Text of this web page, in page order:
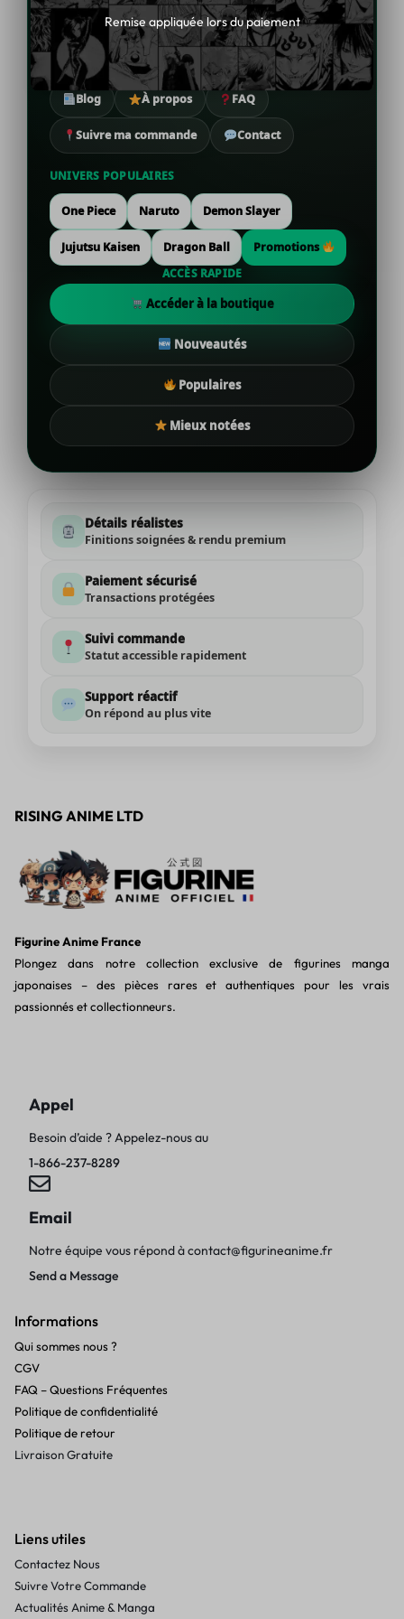
Nouveautés figurines
Best-sellers
Éditions collector
Promotions
Blog À propos FAQ
Suivre ma commande Contact
UNIVERS POPULAIRES
One Piece Naruto Demon Slayer
Jujutsu Kaisen Dragon Ball
Promotions
ACCÈS RAPIDE
Accéder à la boutique
Nouveautés
Populaires
Mieux notées
Détails réalistes
Finitions soignées & rendu premium
Paiement sécurisé
Transactions protégées
Suivi commande
Statut accessible rapidement
Support réactif
On répond au plus vite
RISING ANIME LTD
Figurine Anime France
Plongez dans notre collection exclusive de figurines manga
japonaises – des pièces rares et authentiques pour les vrais
passionnés et collectionneurs.
Appel
Besoin d’aide ? Appelez-nous au
1-866-237-8289
Email
Notre équipe vous répond àcontact@figurineanime.fr
Send a Message
Informations
Qui sommes nous ?
CGV
FAQ – Questions Fréquentes
Politique de confidentialité
Politique de retour
Livraison Gratuite
Liens utiles
Contactez Nous
Suivre Votre Commande
Actualités Anime & Manga
Remise appliquée lors du paiement